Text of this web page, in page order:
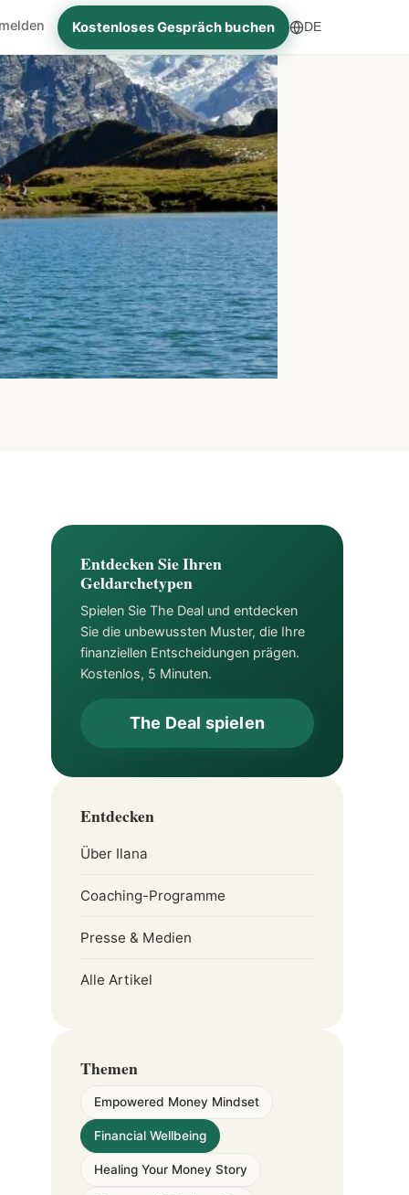
Kostenloses Gespräch buchen DE
Entdecken Sie Ihren
Geldarchetypen
Spielen Sie The Deal und entdecken
Sie die unbewussten Muster, die Ihre
finanziellen Entscheidungen prägen.
Kostenlos, 5 Minuten.
The Deal spielen
Entdecken
Über Ilana
Coaching-Programme
Presse & Medien
Alle Artikel
Themen
Empowered Money Mindset
Financial Wellbeing
Healing Your Money Story